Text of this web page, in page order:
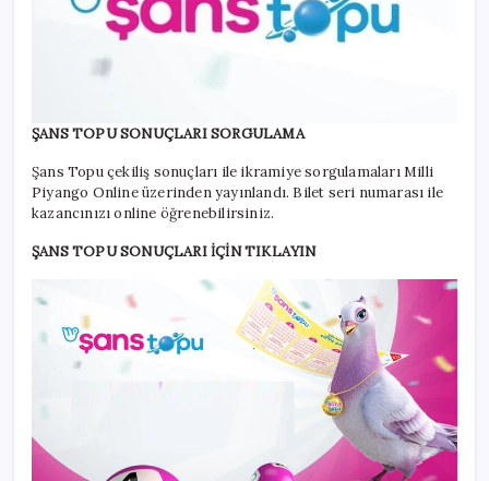
ŞANS TOPU SONUÇLARI SORGULAMA
Şans Topu çekiliş sonuçları ile ikramiye sorgulamaları Milli
Piyango Online üzerinden yayınlandı. Bilet seri numarası ile
kazancınızı online öğrenebilirsiniz.
ŞANS TOPU SONUÇLARI İÇİN TIKLAYIN